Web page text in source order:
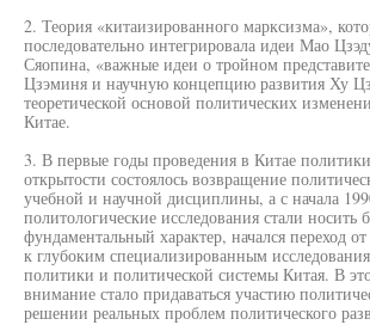
2. Теория «китаизированного марксизма»,
последовательно интегрировала идеи Мао
Сяопина, «важные идеи о тройном
Цзэминя и научную концепцию развития Ху
теоретической основой политических
Китае.
3. В первые годы проведения в Китае
открытости состоялось возвращение
учебной и научной дисциплины, а с начала
политологические исследования стали носить
фундаментальный характер, начался переход
к глубоким специализированным
политики и политической системы Китая. В
внимание стало придаваться участию
решении реальных проблем политического